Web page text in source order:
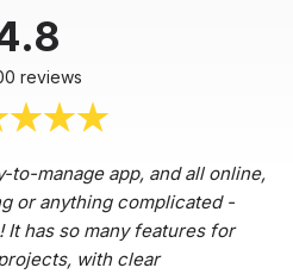
reviews
to-manage app, and all online,
or anything complicated -
It has so many features for
with clear